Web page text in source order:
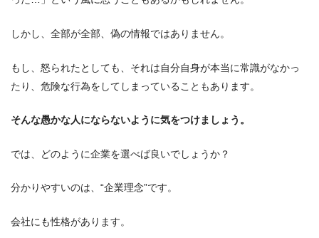
しかし、全部が全部、偽の情報ではありません。
もし、怒られたとしても、それは自分自身が本当に常識がなかっ
たり、危険な行為をしてしまっていることもあります。
そんな愚かな人にならないように気をつけましょう。
では、どのように企業を選べば良いでしょうか？
分かりやすいのは、“企業理念”です。
会社にも性格があります。